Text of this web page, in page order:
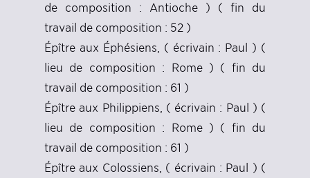
de composition : Antioche ) ( fin du
travail de composition : 52 )
Épître aux Éphésiens, ( écrivain : Paul ) (
lieu de composition : Rome ) ( fin du
travail de composition : 61 )
Épître aux Philippiens, ( écrivain : Paul ) (
lieu de composition : Rome ) ( fin du
travail de composition : 61 )
Épître aux Colossiens, ( écrivain : Paul ) (